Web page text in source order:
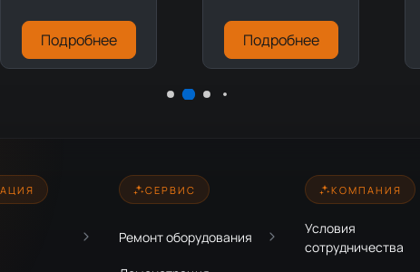
Подробнее Подробнее
СЕРВИС
Ремонт оборудования
КОМПАНИЯ
Условия
сотрудничества